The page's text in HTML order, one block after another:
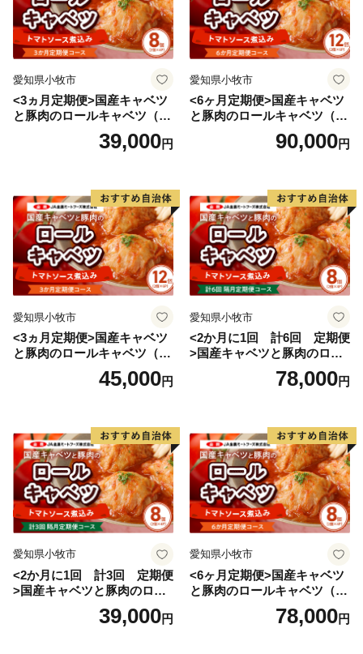
愛知県小牧市
<3ヵ月定期便>国産キャベツ
と豚肉のロールキャベツ（4P
39,000円
愛知県小牧市
<6ヶ月定期便>国産キャベツ
と豚肉のロールキャベツ（6P
90,000円
愛知県小牧市
<3ヵ月定期便>国産キャベツ
と豚肉のロールキャベツ（6P
45,000円
愛知県小牧市
<2か月に1回 計6回 定期便
>国産キャベツと豚肉のロー
ルキャベツ（4P入り）
78,000円
愛知県小牧市
<2か月に1回 計3回 定期便
>国産キャベツと豚肉のロー
ルキャベツ（4P入り）
39,000円
愛知県小牧市
<6ヶ月定期便>国産キャベツ
と豚肉のロールキャベツ（4P
78,000円